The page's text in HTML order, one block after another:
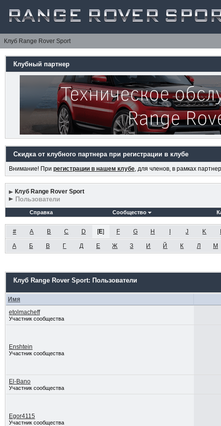
Клуб Range Rover Sport
Клубный партнер
Скидка от клубного партнера при регистрации в клубе
Внимание! При регистрации в нашем клубе, для членов, в рамках
Клуб Range Rover Sport
Пользователи
Справка Сообщество
# A B C D [E] F G H J K
А Б В Г Д Е Ж З И Й К Л М
Клуб Range Rover Sport: Пользователи
Имя
etolmacheff
Участник сообщества
Enshtein
Участник сообщества
El-Bano
Участник сообщества
Egor4115
Участник сообщества